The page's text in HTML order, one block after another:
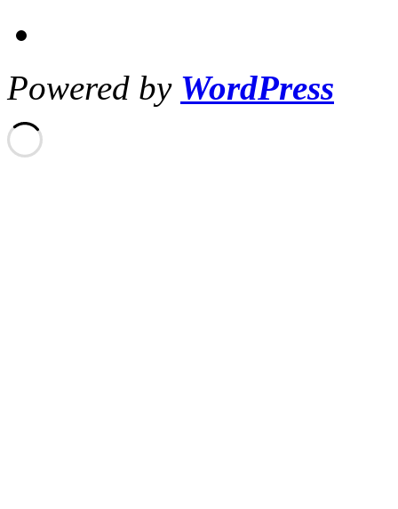
Powered by WordPress